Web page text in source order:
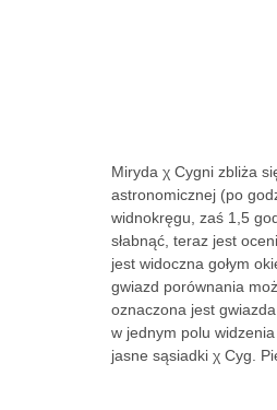
Miryda χ Cygni zbliża
astronomicznej (po
widnokręgu, zaś 1,5
słabnąć, teraz jest
jest widoczna gołym
gwiazd porównania
oznaczona jest
w jednym polu
jasne sąsiadki χ Cyg.